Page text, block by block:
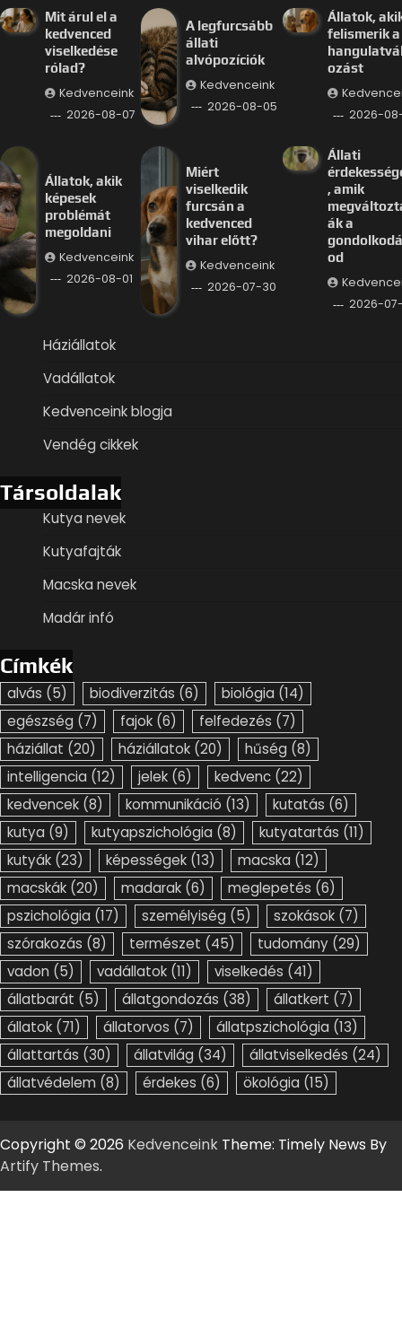
Mit árul el a
kedvenced
viselkedése
rólad?
Kedvenceink
2026-08-07
A legfurcsább
állati
alvópozíciók
Kedvenceink
2026-08-05
Állatok,
felismerik a
ozást
2026-
Állatok, akik
képesek
problémát
megoldani
Kedvenceink
2026-08-01
Miért
viselkedik
furcsán a
kedvenced
vihar előtt?
Kedvenceink
2026-07-30
Állati
, amik
ák a
od
2026-
Háziállatok
Vadállatok
Kedvenceink blogja
Vendég cikkek
Társoldalak
Kutya nevek
Kutyafajták
Macska nevek
Madár infó
Címkék
alvás (5) biodiverzitás (6) biológia (14)
egészség (7) fajok (6) felfedezés (7)
háziállat (20) háziállatok (20) hűség (8)
intelligencia (12) jelek (6) kedvenc (22)
kedvencek (8) kommunikáció (13) kutatás (6)
kutya (9) kutyapszichológia (8) kutyatartás (11)
kutyák (23) képességek (13) macska (12)
macskák (20) madarak (6) meglepetés (6)
pszichológia (17) személyiség (5) szokások (7)
szórakozás (8) természet (45) tudomány (29)
vadon (5) vadállatok (11) viselkedés (41)
állatbarát (5) állatgondozás (38) állatkert (7)
állatok (71) állatorvos (7) állatpszichológia (13)
állattartás (30) állatvilág (34) állatviselkedés (24)
állatvédelem (8) érdekes (6) ökológia (15)
Copyright © 2026 Kedvenceink Theme: Timely News By
Artify Themes.